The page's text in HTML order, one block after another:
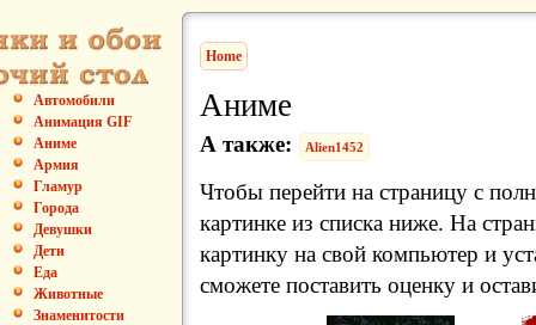
Автомобили
Анимация GIF
Аниме
Армия
Гламур
Города
Девушки
Дети
Еда
Животные
Знаменитости
Home
Аниме
А также: Alien1452
Чтобы перейти на страницу с
картинке из списка ниже. На
картинку на свой компьютер и
сможете поставить оценку и